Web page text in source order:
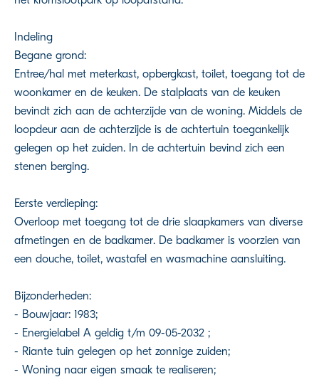
Indeling
Begane grond:
Entree/hal met meterkast, opbergkast, toilet, toegang tot de
woonkamer en de keuken. De stalplaats van de keuken
bevindt zich aan de achterzijde van de woning. Middels de
loopdeur aan de achterzijde is de achtertuin toegankelijk
gelegen op het zuiden. In de achtertuin bevind zich een
stenen berging.
Eerste verdieping:
Overloop met toegang tot de drie slaapkamers van diverse
afmetingen en de badkamer. De badkamer is voorzien van
een douche, toilet, wastafel en wasmachine aansluiting.
Bijzonderheden:
- Bouwjaar: 1983;
- Energielabel A geldig t/m 09-05-2032 ;
- Riante tuin gelegen op het zonnige zuiden;
- Woning naar eigen smaak te realiseren;